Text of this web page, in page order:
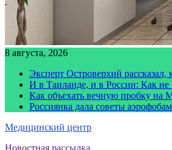
8 августа, 2026
Эксперт Островерхий
И в Таиланде, и в России: Как не
Как объехать вечную пробку на
Россиянка дала советы
Медицинский центр
Новостная рассылка